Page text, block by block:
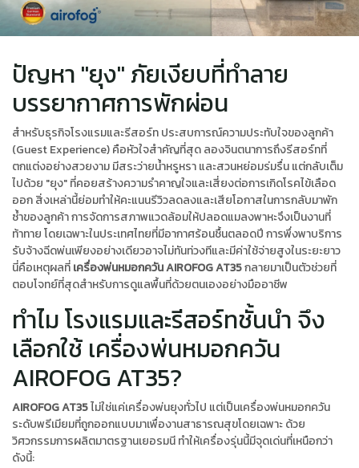
ปัญหา "ยุง" ภัยเงียบที่ทำลาย
บรรยากาศการพักผ่อน
สำหรับธุรกิจโรงแรมและรีสอร์ท ประสบการณ์ความประทับใจของลูกค้า
(Guest Experience) คือหัวใจสำคัญที่สุด ลองจินตนาการถึงรีสอร์ทที่
ตกแต่งอย่างสวยงาม มีสระว่ายน้ำหรูหรา และสวนหย่อมร่มรื่น แต่กลับเต็ม
ไปด้วย "ยุง" ที่คอยสร้างความรำคาญใจและเสี่ยงต่อการเกิดโรคไข้เลือด
ออก สิ่งเหล่านี้ย่อมทำให้คะแนนรีวิวลดลงและเสียโอกาสในการกลับมาพัก
ซ้ำของลูกค้า การจัดการสภาพแวดล้อมให้ปลอดแมลงพาหะจึงเป็นงานที่
ท้าทาย โดยเฉพาะในประเทศไทยที่มีอากาศร้อนชื้นตลอดปี การพึ่งพาบริการ
รับจ้างฉีดพ่นเพียงอย่างเดียวอาจไม่ทันท่วงทีและมีค่าใช้จ่ายสูงในระยะยาว
นี่คือเหตุผลที่เครื่องพ่นหมอกควัน AIROFOG AT35กลายมาเป็นตัวช่วยที่
ตอบโจทย์ที่สุดสำหรับการดูแลพื้นที่ด้วยตนเองอย่างมืออาชีพ
ทำไม โรงแรมและรีสอร์ทชั้นนำ จึง
เลือกใช้ เครื่องพ่นหมอกควัน
AIROFOG AT35?
AIROFOG AT35ไม่ใช่แค่เครื่องพ่นยุงทั่วไป แต่เป็นเครื่องพ่นหมอกควัน
ระดับพรีเมียมที่ถูกออกแบบมาเพื่องานสาธารณสุขโดยเฉพาะ ด้วย
วิศวกรรมการผลิตมาตรฐานเยอรมนี ทำให้เครื่องรุ่นนี้มีจุดเด่นที่เหนือกว่า
ดังนี้: